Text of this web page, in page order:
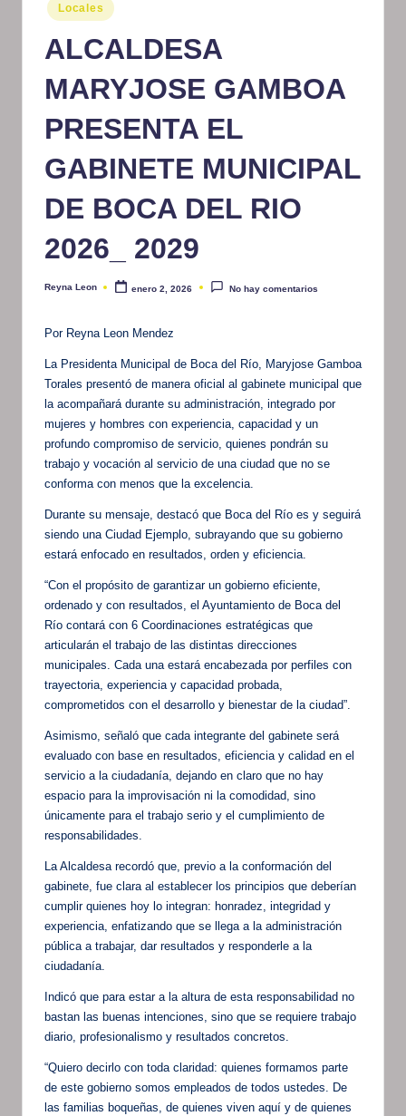
m
at
iv
o
Publicado
en
Locales
ALCALDESA
MARYJOSE GAMBOA
PRESENTA EL
GABINETE MUNICIPAL
DE BOCA DEL RIO
2026_ 2029
Publicado
Reyna Leon enero 2, 2026 No hay comentarios
Por Reyna Leon Mendez
La Presidenta Municipal de Boca del Río, Maryjose Gamboa
Torales presentó de manera oficial al gabinete municipal que
la acompañará durante su administración, integrado por
mujeres y hombres con experiencia, capacidad y un
profundo compromiso de servicio, quienes pondrán su
trabajo y vocación al servicio de una ciudad que no se
conforma con menos que la excelencia.
Durante su mensaje, destacó que Boca del Río es y seguirá
siendo una Ciudad Ejemplo, subrayando que su gobierno
estará enfocado en resultados, orden y eficiencia.
“Con el propósito de garantizar un gobierno eficiente,
ordenado y con resultados, el Ayuntamiento de Boca del
Río contará con 6 Coordinaciones estratégicas que
articularán el trabajo de las distintas direcciones
municipales. Cada una estará encabezada por perfiles con
trayectoria, experiencia y capacidad probada,
comprometidos con el desarrollo y bienestar de la ciudad”.
Asimismo, señaló que cada integrante del gabinete será
evaluado con base en resultados, eficiencia y calidad en el
servicio a la ciudadanía, dejando en claro que no hay
espacio para la improvisación ni la comodidad, sino
únicamente para el trabajo serio y el cumplimiento de
responsabilidades.
La Alcaldesa recordó que, previo a la conformación del
gabinete, fue clara al establecer los principios que deberían
cumplir quienes hoy lo integran: honradez, integridad y
experiencia, enfatizando que se llega a la administración
pública a trabajar, dar resultados y responderle a la
ciudadanía.
Indicó que para estar a la altura de esta responsabilidad no
bastan las buenas intenciones, sino que se requiere trabajo
diario, profesionalismo y resultados concretos.
“Quiero decirlo con toda claridad: quienes formamos parte
de este gobierno somos empleados de todos ustedes. De
las familias boqueñas, de quienes viven aquí y de quienes